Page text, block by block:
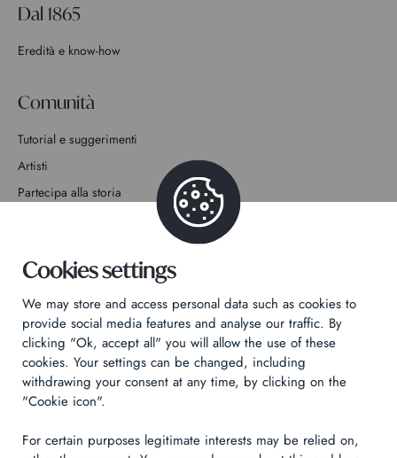
Dal 1865
Eredità e know-how
Comunità
Tutorial e suggerimenti
Artisti
Partecipa alla storia
Informativa sulla privacy
Informazioni legali
Technical & Legal informations
Made byIzhak
Cookies settings
We may store and access personal data such as cookies to
provide social media features and analyse our traffic. By
clicking "Ok, accept all" you will allow the use of these
cookies. Your settings can be changed, including
withdrawing your consent at any time, by clicking on the
"Cookie icon".
For certain purposes legitimate interests may be relied on,